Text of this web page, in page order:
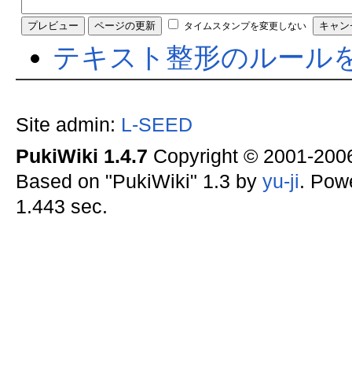
タイムスタンプを変更しない
テキスト整形のルール
Site admin: L-SEED
PukiWiki 1.4.7 Copyright © 2001-
Based on "PukiWiki" 1.3 by yu-ji.
1.443 sec.